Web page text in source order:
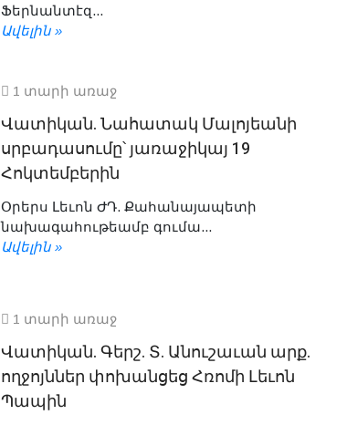
Ֆերնանտէզ...
Ավելին »
1 տարի առաջ
Վատիկան. Նահատակ Մալոյեանի
սրբադասումը՝ յառաջիկայ 19
Հոկտեմբերին
Օրերս Լեւոն ԺԴ. Քահանայապետի
նախագահութեամբ գումա...
Ավելին »
1 տարի առաջ
Վատիկան. Գերշ. Տ. Անուշաւան արք.
ողջոյններ փոխանցեց Հռոմի Լեւոն
Պապին